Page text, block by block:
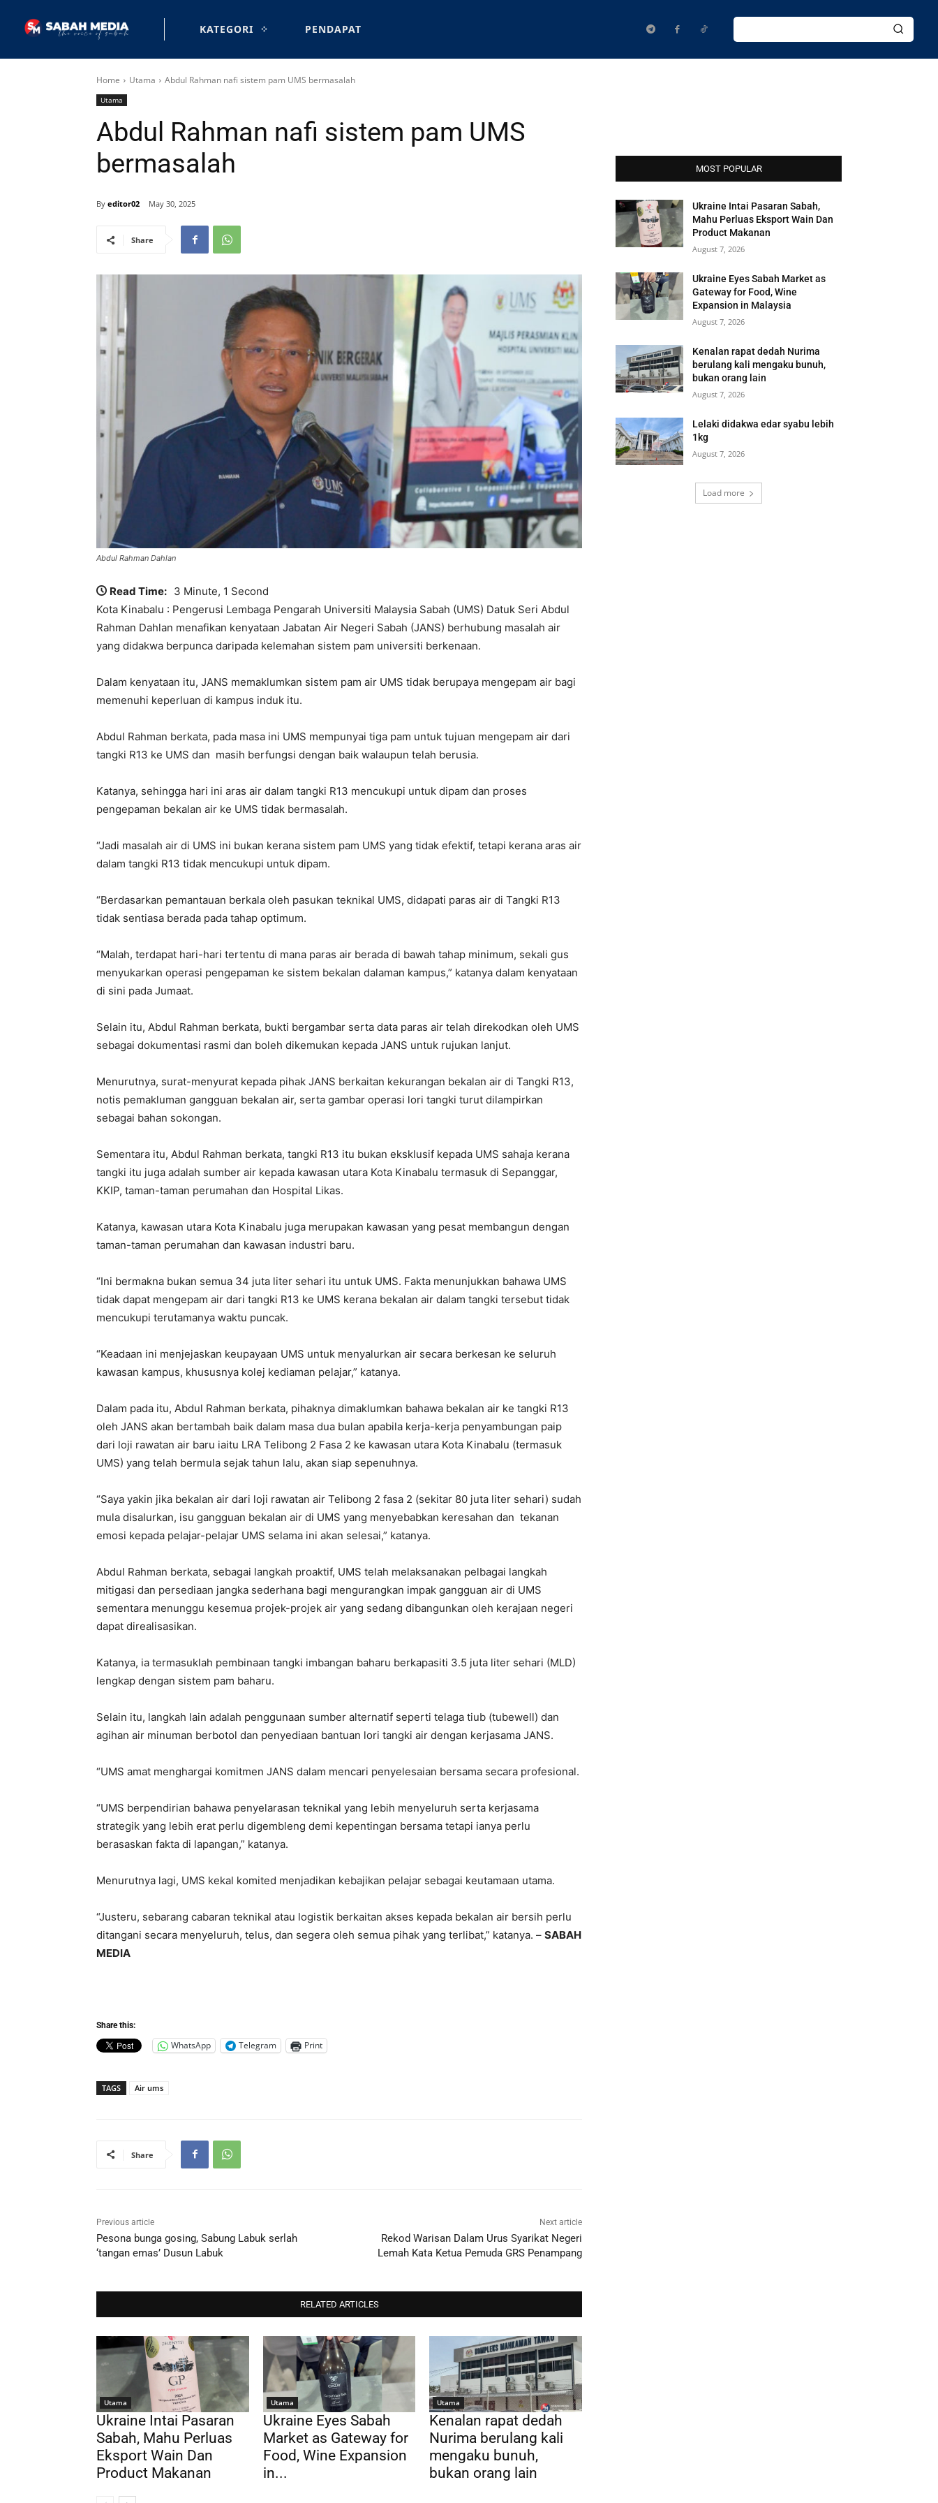
KATEGORI PENDAPAT
Home Utama Abdul Rahman nafi sistem pam UMS bermasalah
Utama
Abdul Rahman nafi sistem pam UMS
bermasalah
By editor02 May 30, 2025
Share
Abdul Rahman Dahlan
Read Time: 3 Minute, 1 Second
Kota Kinabalu : Pengerusi Lembaga Pengarah Universiti Malaysia Sabah (UMS) Datuk Seri Abdul
Rahman Dahlan menafikan kenyataan Jabatan Air Negeri Sabah (JANS) berhubung masalah air
yang didakwa berpunca daripada kelemahan sistem pam universiti berkenaan.
Dalam kenyataan itu, JANS memaklumkan sistem pam air UMS tidak berupaya mengepam air bagi
memenuhi keperluan di kampus induk itu.
Abdul Rahman berkata, pada masa ini UMS mempunyai tiga pam untuk tujuan mengepam air dari
tangki R13 ke UMS dan masih berfungsi dengan baik walaupun telah berusia.
Katanya, sehingga hari ini aras air dalam tangki R13 mencukupi untuk dipam dan proses
pengepaman bekalan air ke UMS tidak bermasalah.
“Jadi masalah air di UMS ini bukan kerana sistem pam UMS yang tidak efektif, tetapi kerana aras air
dalam tangki R13 tidak mencukupi untuk dipam.
“Berdasarkan pemantauan berkala oleh pasukan teknikal UMS, didapati paras air di Tangki R13
tidak sentiasa berada pada tahap optimum.
“Malah, terdapat hari-hari tertentu di mana paras air berada di bawah tahap minimum, sekali gus
menyukarkan operasi pengepaman ke sistem bekalan dalaman kampus,” katanya dalam kenyataan
di sini pada Jumaat.
Selain itu, Abdul Rahman berkata, bukti bergambar serta data paras air telah direkodkan oleh UMS
sebagai dokumentasi rasmi dan boleh dikemukan kepada JANS untuk rujukan lanjut.
Menurutnya, surat-menyurat kepada pihak JANS berkaitan kekurangan bekalan air di Tangki R13,
notis pemakluman gangguan bekalan air, serta gambar operasi lori tangki turut dilampirkan
sebagai bahan sokongan.
Sementara itu, Abdul Rahman berkata, tangki R13 itu bukan eksklusif kepada UMS sahaja kerana
tangki itu juga adalah sumber air kepada kawasan utara Kota Kinabalu termasuk di Sepanggar,
KKIP, taman-taman perumahan dan Hospital Likas.
Katanya, kawasan utara Kota Kinabalu juga merupakan kawasan yang pesat membangun dengan
taman-taman perumahan dan kawasan industri baru.
“Ini bermakna bukan semua 34 juta liter sehari itu untuk UMS. Fakta menunjukkan bahawa UMS
tidak dapat mengepam air dari tangki R13 ke UMS kerana bekalan air dalam tangki tersebut tidak
mencukupi terutamanya waktu puncak.
“Keadaan ini menjejaskan keupayaan UMS untuk menyalurkan air secara berkesan ke seluruh
kawasan kampus, khususnya kolej kediaman pelajar,” katanya.
Dalam pada itu, Abdul Rahman berkata, pihaknya dimaklumkan bahawa bekalan air ke tangki R13
oleh JANS akan bertambah baik dalam masa dua bulan apabila kerja-kerja penyambungan paip
dari loji rawatan air baru iaitu LRA Telibong 2 Fasa 2 ke kawasan utara Kota Kinabalu (termasuk
UMS) yang telah bermula sejak tahun lalu, akan siap sepenuhnya.
“Saya yakin jika bekalan air dari loji rawatan air Telibong 2 fasa 2 (sekitar 80 juta liter sehari) sudah
mula disalurkan, isu gangguan bekalan air di UMS yang menyebabkan keresahan dan tekanan
emosi kepada pelajar-pelajar UMS selama ini akan selesai,” katanya.
Abdul Rahman berkata, sebagai langkah proaktif, UMS telah melaksanakan pelbagai langkah
mitigasi dan persediaan jangka sederhana bagi mengurangkan impak gangguan air di UMS
sementara menunggu kesemua projek-projek air yang sedang dibangunkan oleh kerajaan negeri
dapat direalisasikan.
Katanya, ia termasuklah pembinaan tangki imbangan baharu berkapasiti 3.5 juta liter sehari (MLD)
lengkap dengan sistem pam baharu.
Selain itu, langkah lain adalah penggunaan sumber alternatif seperti telaga tiub (tubewell) dan
agihan air minuman berbotol dan penyediaan bantuan lori tangki air dengan kerjasama JANS.
“UMS amat menghargai komitmen JANS dalam mencari penyelesaian bersama secara profesional.
“UMS berpendirian bahawa penyelarasan teknikal yang lebih menyeluruh serta kerjasama
strategik yang lebih erat perlu digembleng demi kepentingan bersama tetapi ianya perlu
berasaskan fakta di lapangan,” katanya.
Menurutnya lagi, UMS kekal komited menjadikan kebajikan pelajar sebagai keutamaan utama.
“Justeru, sebarang cabaran teknikal atau logistik berkaitan akses kepada bekalan air bersih perlu
ditangani secara menyeluruh, telus, dan segera oleh semua pihak yang terlibat,” katanya. – SABAH
MEDIA
Share this:
WhatsApp Telegram Print
TAGS Air ums
Share
Previous article
Pesona bunga gosing, Sabung Labuk serlah
‘tangan emas’ Dusun Labuk
Next article
Rekod Warisan Dalam Urus Syarikat Negeri
Lemah Kata Ketua Pemuda GRS Penampang
RELATED ARTICLES
Utama
Ukraine Intai Pasaran
Sabah, Mahu Perluas
Eksport Wain Dan
Product Makanan
Utama
Ukraine Eyes Sabah
Market as Gateway for
Food, Wine Expansion
in...
Utama
Kenalan rapat dedah
Nurima berulang kali
mengaku bunuh,
bukan orang lain
MOST POPULAR
Ukraine Intai Pasaran Sabah,
Mahu Perluas Eksport Wain Dan
Product Makanan
August 7, 2026
Ukraine Eyes Sabah Market as
Gateway for Food, Wine
Expansion in Malaysia
August 7, 2026
Kenalan rapat dedah Nurima
berulang kali mengaku bunuh,
bukan orang lain
August 7, 2026
Lelaki didakwa edar syabu lebih
1kg
August 7, 2026
Load more